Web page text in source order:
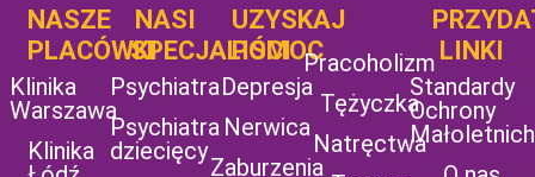
NASZE
PLACÓWKI
Klinika
Warszawa
Klinika
NASI
SPECJALIŚCI
Psychiatra
Psychiatra
dziecięcy
UZYSKAJ
POMOC
Depresja
Nerwica
Zaburzenia
UZYSKAJ
POMOC
Pracoholizm
Tężyczka
Natręctwa
LINKI
Standardy
Ochrony
Małoletnich